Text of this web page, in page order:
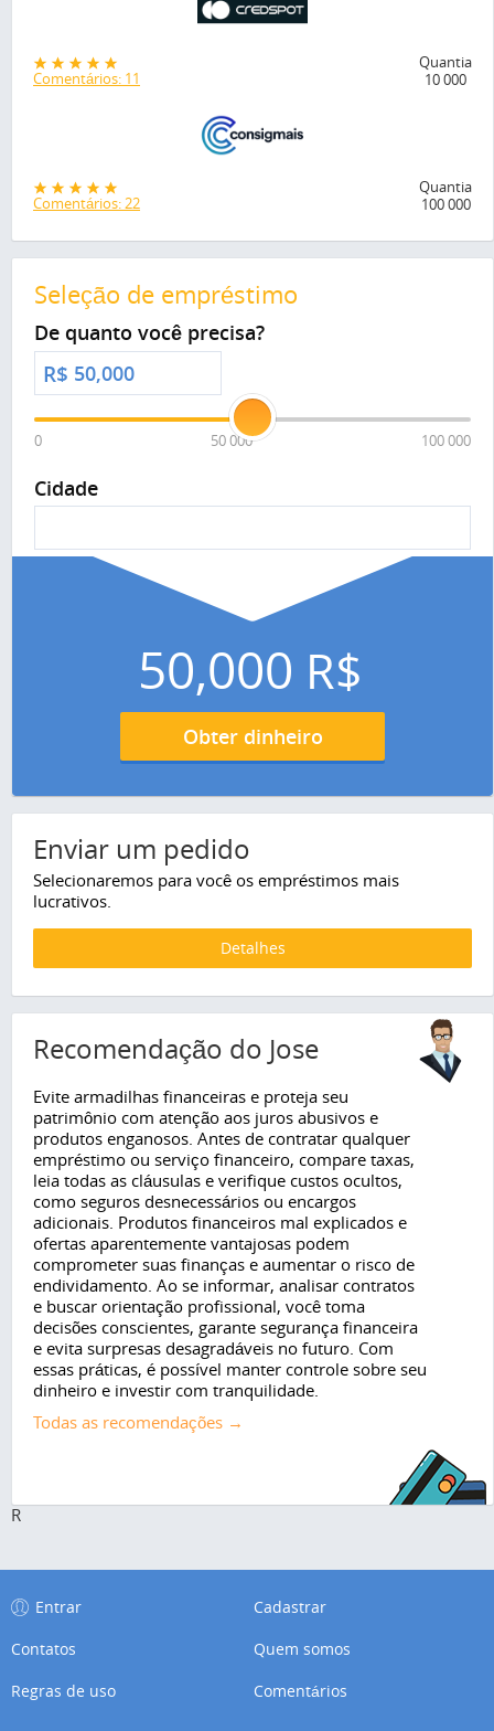
Comentários: 11
Quantia
10 000
Comentários: 22
Quantia
100 000
Seleção de empréstimo
De quanto você precisa?
R$
0 50 000 100 000
Cidade
50,000 R$
Obter dinheiro
Enviar um pedido
Selecionaremos para você os empréstimos mais
lucrativos.
Detalhes
Recomendação do Jose
Evite armadilhas financeiras e proteja seu
patrimônio com atenção aos juros abusivos e
produtos enganosos. Antes de contratar qualquer
empréstimo ou serviço financeiro, compare taxas,
leia todas as cláusulas e verifique custos ocultos,
como seguros desnecessários ou encargos
adicionais. Produtos financeiros mal explicados e
ofertas aparentemente vantajosas podem
comprometer suas finanças e aumentar o risco de
endividamento. Ao se informar, analisar contratos
e buscar orientação profissional, você toma
decisões conscientes, garante segurança financeira
e evita surpresas desagradáveis no futuro. Com
essas práticas, é possível manter controle sobre seu
dinheiro e investir com tranquilidade.
Todas as recomendações →
R
Entrar
Cadastrar
Contatos
Quem somos
Regras de uso
Comentários